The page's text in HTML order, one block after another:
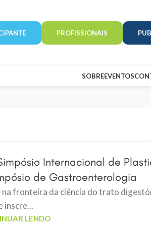
PROFISSIONAIS
SOBREEVENTOS
Internacional de
de Gastroenterologia
fronteira da ciência do trato
inscre...
LENDO